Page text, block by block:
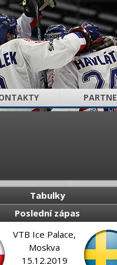
Tabulky
Poslední zápas
VTB Ice Palace,
Moskva
15.12.2019